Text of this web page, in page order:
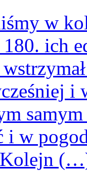
w
ich
i w
Kolejn